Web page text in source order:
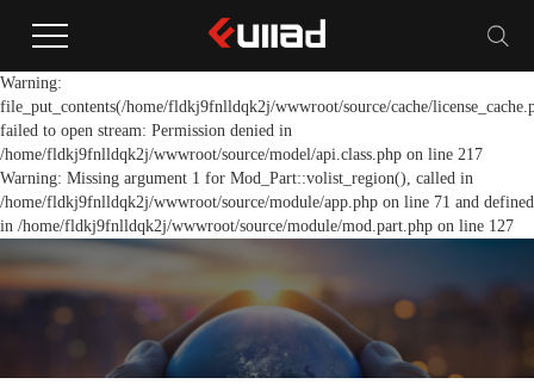
Warning:
file_put_contents(/home/fldkj9fnlldqk2j/wwwroot/source/cache/
failed to open stream: Permission denied in
/home/fldkj9fnlldqk2j/wwwroot/source/model/api.class.php on line 217
Warning: Missing argument 1 for Mod_Part::volist_region(), called in
/home/fldkj9fnlldqk2j/wwwroot/source/module/app.php on line 71 and defined
in /home/fldkj9fnlldqk2j/wwwroot/source/module/mod.part.php on line 127